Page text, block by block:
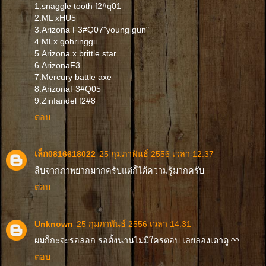
1.snaggle tooth f2#q01
2.ML xHU5
3.Arizona F3#Q07"young gun"
4.MLx gohringgii
5.Arizona x brittle star
6.ArizonaF3
7.Mercury battle axe
8.ArizonaF3#Q05
9.Zinfandel f2#8
ตอบ
เล็ก0816618022 25 กุมภาพันธ์ 2556 เวลา 12:37
สืบจากภาพยากมากครับแต่ก็ได้ความรู้มากครับ
ตอบ
Unknown 25 กุมภาพันธ์ 2556 เวลา 14:31
ผมก็กะจะรอลอก รอตั้งนานไม่มีใครตอบ เลยลองเดาดู ^^
ตอบ